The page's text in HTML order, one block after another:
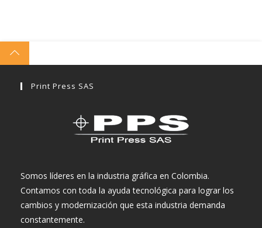
Print Press SAS
Somos líderes en la industria gráfica en Colombia.
Contamos con toda la ayuda tecnológica para lograr los
cambios y modernización que esta industria demanda
constantemente.